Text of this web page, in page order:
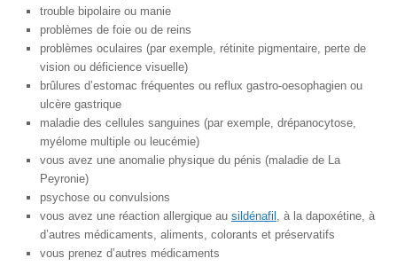
trouble bipolaire ou manie
problèmes de foie ou de reins
problèmes oculaires (par exemple, rétinite pigmentaire, perte de
vision ou déficience visuelle)
brûlures d’estomac fréquentes ou reflux gastro-oesophagien ou
ulcère gastrique
maladie des cellules sanguines (par exemple, drépanocytose,
myélome multiple ou leucémie)
vous avez une anomalie physique du pénis (maladie de La
Peyronie)
psychose ou convulsions
vous avez une réaction allergique au sildénafil
, à la dapoxétine, à
d’autres médicaments, aliments, colorants et préservatifs
vous prenez d’autres médicaments